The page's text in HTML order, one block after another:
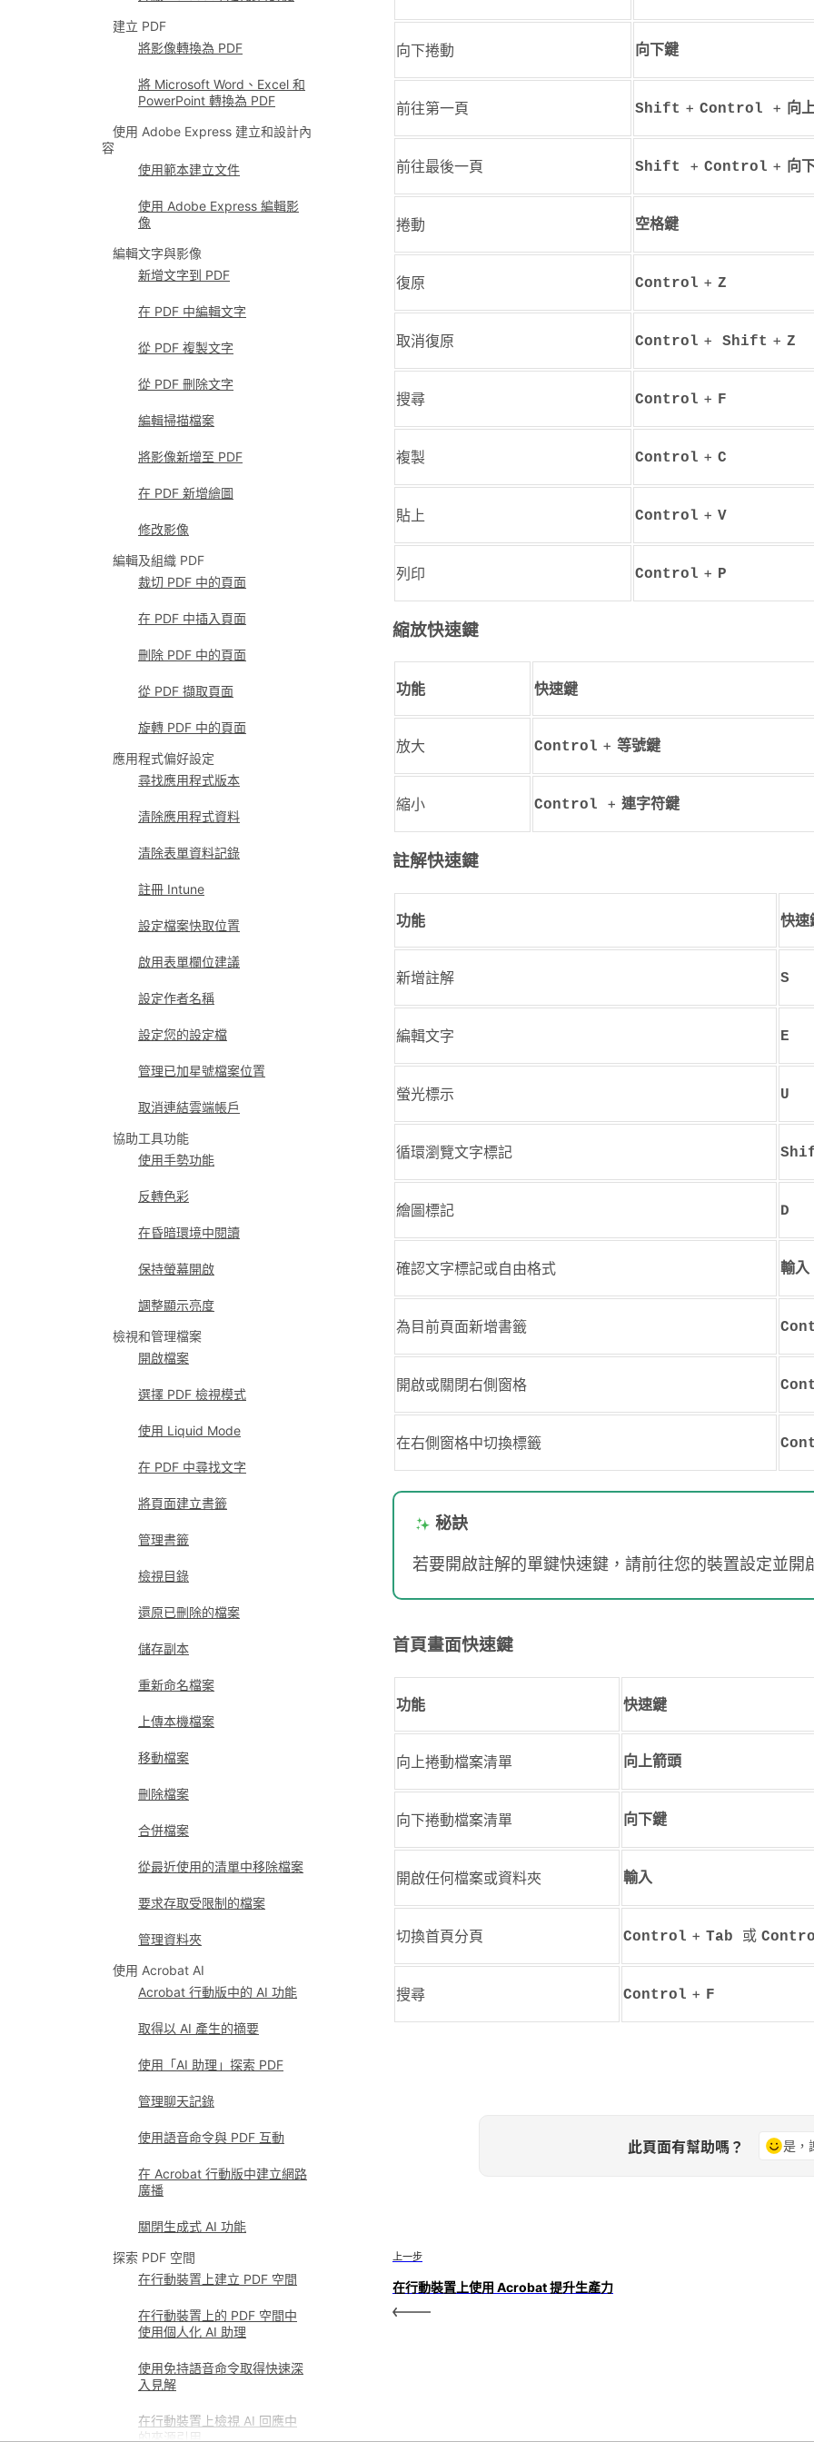
建立 PDF
將影像轉換為 PDF
將 Microsoft Word、Excel 和
PowerPoint 轉換為 PDF
使用 Adobe Express 建立和設計內
容
使用範本建立文件
使用 Adobe Express 編輯影
像
編輯文字與影像
新增文字到 PDF
在 PDF 中編輯文字
從 PDF 複製文字
從 PDF 刪除文字
編輯掃描檔案
將影像新增至 PDF
在 PDF 新增繪圖
修改影像
編輯及組織 PDF
裁切 PDF 中的頁面
在 PDF 中插入頁面
刪除 PDF 中的頁面
從 PDF 擷取頁面
旋轉 PDF 中的頁面
應用程式偏好設定
尋找應用程式版本
清除應用程式資料
清除表單資料記錄
註冊 Intune
設定檔案快取位置
啟用表單欄位建議
設定作者名稱
設定您的設定檔
管理已加星號檔案位置
取消連結雲端帳戶
協助工具功能
使用手勢功能
反轉色彩
在昏暗環境中閱讀
保持螢幕開啟
調整顯示亮度
檢視和管理檔案
開啟檔案
選擇 PDF 檢視模式
使用 Liquid Mode
在 PDF 中尋找文字
將頁面建立書籤
管理書籤
檢視目錄
還原已刪除的檔案
儲存副本
重新命名檔案
上傳本機檔案
移動檔案
刪除檔案
合併檔案
從最近使用的清單中移除檔案
要求存取受限制的檔案
管理資料夾
使用 Acrobat AI
Acrobat 行動版中的 AI 功能
取得以 AI 產生的摘要
使用「AI 助理」探索 PDF
管理聊天記錄
使用語音命令與 PDF 互動
在 Acrobat 行動版中建立網路
廣播
關閉生成式 AI 功能
探索 PDF 空間
在行動裝置上建立 PDF 空間
在行動裝置上的 PDF 空間中
使用個人化 AI 助理
使用免持語音命令取得快速深
入見解
在行動裝置上檢視 AI 回應中
的來源引用
向下捲動 向下鍵
前往第一頁 Shift + Control + 向
前往最後一頁 Shift + Control + 向
捲動 空格鍵
復原 Control + Z
取消復原 Control + Shift + Z
搜尋 Control + F
複製 Control + C
貼上 Control + V
列印 Control + P
縮放快速鍵
功能 快速鍵
放大 Control + 等號鍵
縮小 Control + 連字符鍵
註解快速鍵
功能 快速
新增註解 S
編輯文字 E
螢光標示 U
循環瀏覽文字標記
繪圖標記 D
確認文字標記或自由格式 輸入
為目前頁面新增書籤
開啟或關閉右側窗格
在右側窗格中切換標籤
秘訣
若要開啟註解的單鍵快速鍵，請前往您的裝置設定並開
首頁畫面快速鍵
功能 快速鍵
向上捲動檔案清單 向上箭頭
向下捲動檔案清單 向下鍵
開啟任何檔案或資料夾 輸入
切換首頁分頁 Control + Tab 或
搜尋 Control + F
此頁面有幫助嗎？ 是，
上一步
在行動裝置上使用 Acrobat 提升生產力